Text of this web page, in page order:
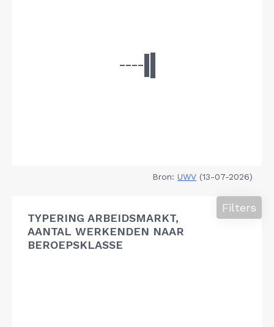
Bron: UWV (13-07-2026)
TYPERING ARBEIDSMARKT,
AANTAL WERKENDEN NAAR
BEROEPSKLASSE
Filters